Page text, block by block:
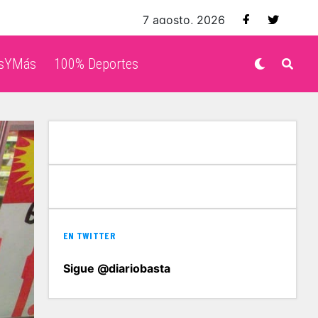
7 agosto, 2026
100% Deportes
EN TWITTER
Sigue @diariobasta